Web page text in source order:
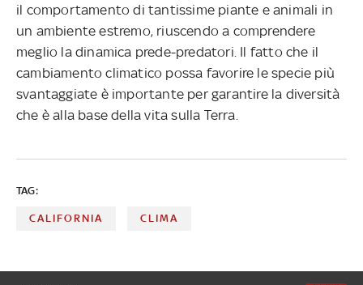
il comportamento di tantissime piante e animali in
un ambiente estremo, riuscendo a comprendere
meglio la dinamica prede-predatori. Il fatto che il
cambiamento climatico possa favorire le specie più
svantaggiate è importante per garantire la diversità
che è alla base della vita sulla Terra.
TAG:
CALIFORNIA CLIMA